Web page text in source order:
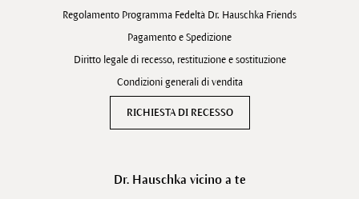
Regolamento Programma Fedeltà Dr. Hauschka Friends
Pagamento e Spedizione
Diritto legale di recesso, restituzione e sostituzione
Condizioni generali di vendita
RICHIESTA DI RECESSO
Dr. Hauschka vicino a te